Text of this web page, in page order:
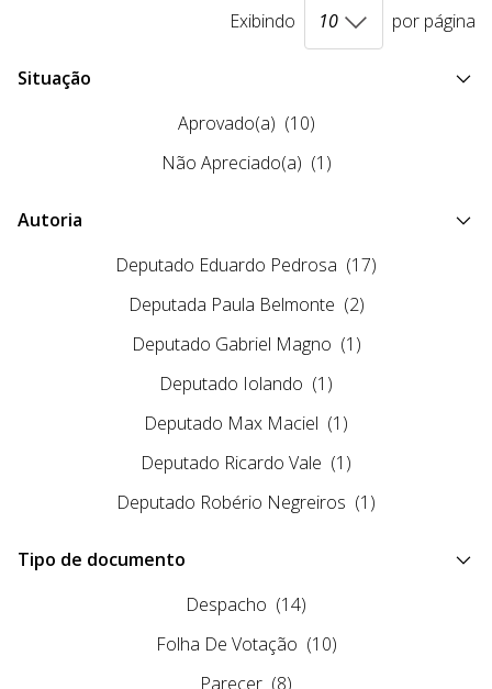
Exibindo por página
Situação
Aprovado(a) (10)
Não Apreciado(a) (1)
Autoria
Deputado Eduardo Pedrosa (17)
Deputada Paula Belmonte (2)
Deputado Gabriel Magno (1)
Deputado Iolando (1)
Deputado Max Maciel (1)
Deputado Ricardo Vale (1)
Deputado Robério Negreiros (1)
Tipo de documento
Despacho (14)
Folha De Votação (10)
Parecer (8)